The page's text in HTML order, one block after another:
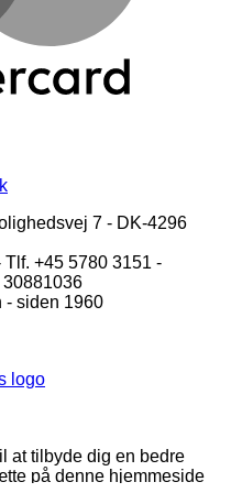
7 - DK-4296
+45 5780 3151 -
30881036
- siden 1960
logo
at tilbyde dig en bedre
på denne hjemmeside